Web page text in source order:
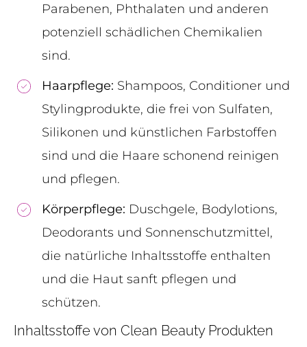
Parabenen, Phthalaten und anderen
potenziell schädlichen Chemikalien
sind.
Haarpflege: Shampoos, Conditioner und
Stylingprodukte, die frei von Sulfaten,
Silikonen und künstlichen Farbstoffen
sind und die Haare schonend reinigen
und pflegen.
Körperpflege: Duschgele, Bodylotions,
Deodorants und Sonnenschutzmittel,
die natürliche Inhaltsstoffe enthalten
und die Haut sanft pflegen und
schützen.
Inhaltsstoffe von Clean Beauty Produkten